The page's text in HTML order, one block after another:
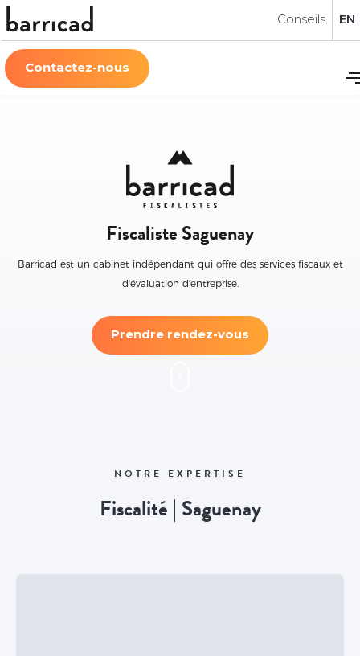
Conseils EN
Contactez-nous
Fiscaliste Saguenay
Barricad est un cabinet indépendant qui offre des services fiscaux et
d'évaluation d'entreprise.
Prendre rendez-vous
NOTRE EXPERTISE
Fiscalité | Saguenay